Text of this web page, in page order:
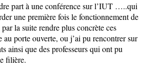
part à une conférence sur l’IUT …..qui
une première fois le fonctionnement de
la suite rendre plus concrète ces
au porte ouverte, ou j’ai pu rencontrer sur
ainsi que des professeurs qui ont pu
filière.